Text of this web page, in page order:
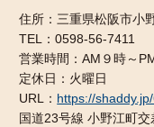
住所：三重県松阪市小
TEL：0598-56-7411
営業時間：AM９時～
定休日：火曜日
URL： https://
国道23号線 小野江町